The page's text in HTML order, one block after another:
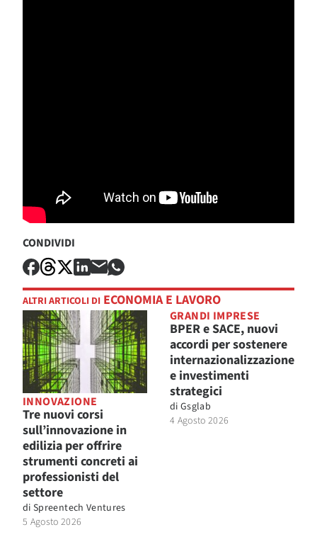
CONDIVIDI
ALTRI ARTICOLI DI ECONOMIA E LAVORO
INNOVAZIONE
Tre nuovi corsi
sull’innovazione in
edilizia per offrire
strumenti concreti ai
professionisti del
settore
di Spreentech Ventures
5 Agosto 2026
GRANDI IMPRESE
BPER e SACE, nuovi
accordi per sostenere
internazionalizzazione
e investimenti
strategici
di Gsglab
4 Agosto 2026